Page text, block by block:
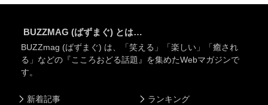
BUZZMAG (ばずまぐ) とは…
BUZZmag (ばずまぐ) は、「笑える」「楽しい」「癒され
る」などの『こころおどる話題』を集めたWebマガジンで
す。
新着記事
ランキング